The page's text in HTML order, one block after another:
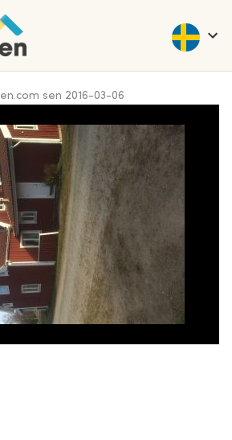
sen 2016-03-06